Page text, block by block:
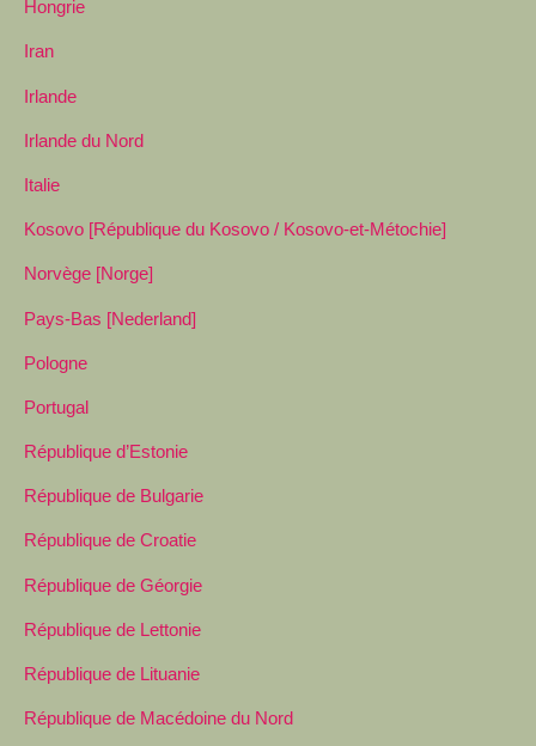
Hongrie
Iran
Irlande
Irlande du Nord
Italie
Kosovo [République du Kosovo / Kosovo-et-Métochie]
Norvège [Norge]
Pays-Bas [Nederland]
Pologne
Portugal
République d’Estonie
République de Bulgarie
République de Croatie
République de Géorgie
République de Lettonie
République de Lituanie
République de Macédoine du Nord